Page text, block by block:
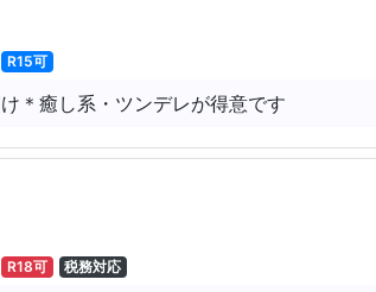
R15可
＊癒し系・ツンデレが得意です
R18可 税務対応